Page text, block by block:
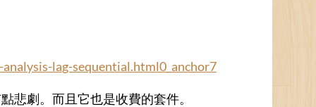
lag-sequential.html0_anchor7
悲劇。而且它也是收費的套件。